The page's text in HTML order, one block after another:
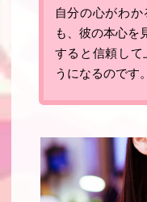
自分の心がわ
も、彼の本心を
すると信頼して
うになるのです。